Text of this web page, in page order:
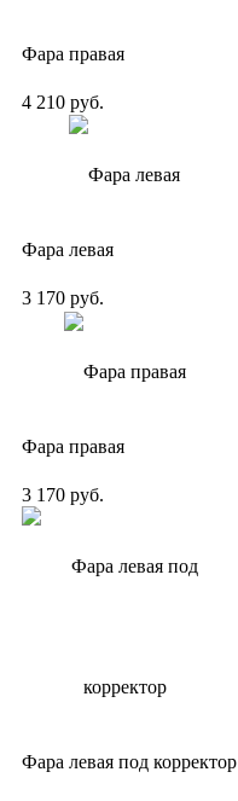
Фара правая
4 210 руб.
Фара левая
3 170 руб.
Фара правая
3 170 руб.
Фара левая под корректор